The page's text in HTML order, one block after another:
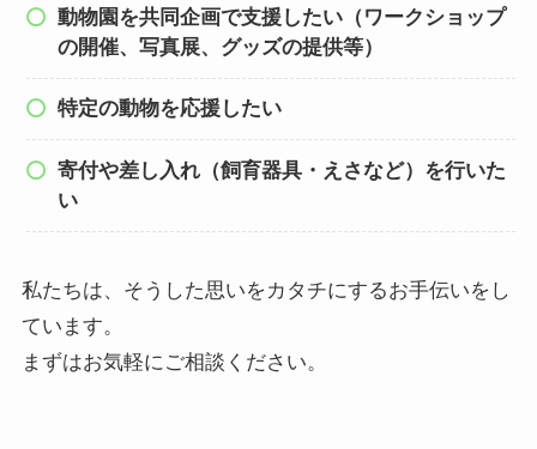
動物園を共同企画で支援したい（ワークショップ
の開催、写真展、グッズの提供等）
特定の動物を応援したい
寄付や差し入れ（飼育器具・えさなど）を行いた
い
私たちは、そうした思いをカタチにするお手伝いをし
ています。
まずはお気軽にご相談ください。